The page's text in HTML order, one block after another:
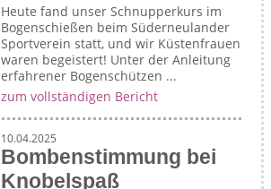
Heute fand unser Schnupperkurs im
Bogenschießen beim Süderneulander
Sportverein statt, und wir Küstenfrauen
waren begeistert! Unter der Anleitung
erfahrener Bogenschützen ...
zum vollständigen Bericht
10.04.2025
Bombenstimmung bei
Knobelspaß